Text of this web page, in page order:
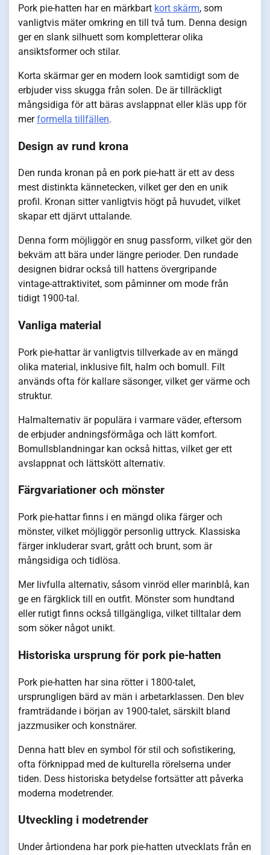
Pork pie-hatten har en märkbart kort skärm, som
vanligtvis mäter omkring en till två tum. Denna design
ger en slank silhuett som kompletterar olika
ansiktsformer och stilar.
Korta skärmar ger en modern look samtidigt som de
erbjuder viss skugga från solen. De är tillräckligt
mångsidiga för att bäras avslappnat eller kläs upp för
merformella tillfällen.
Design av rund krona
Den runda kronan på en pork pie-hatt är ett av dess
mest distinkta kännetecken, vilket ger den en unik
profil. Kronan sitter vanligtvis högt på huvudet, vilket
skapar ett djärvt uttalande.
Denna form möjliggör en snug passform, vilket gör den
bekväm att bära under längre perioder. Den rundade
designen bidrar också till hattens övergripande
vintage-attraktivitet, som påminner om mode från
tidigt 1900-tal.
Vanliga material
Pork pie-hattar är vanligtvis tillverkade av en mängd
olika material, inklusive filt, halm och bomull. Filt
används ofta för kallare säsonger, vilket ger värme och
struktur.
Halmalternativ är populära i varmare väder, eftersom
de erbjuder andningsförmåga och lätt komfort.
Bomullsblandningar kan också hittas, vilket ger ett
avslappnat och lättskött alternativ.
Färgvariationer och mönster
Pork pie-hattar finns i en mängd olika färger och
mönster, vilket möjliggör personlig uttryck. Klassiska
färger inkluderar svart, grått och brunt, som är
mångsidiga och tidlösa.
Mer livfulla alternativ, såsom vinröd eller marinblå, kan
ge en färgklick till en outfit. Mönster som hundtand
eller rutigt finns också tillgängliga, vilket tilltalar dem
som söker något unikt.
Historiska ursprung för pork pie-hatten
Pork pie-hatten har sina rötter i 1800-talet,
ursprungligen bärd av män i arbetarklassen. Den blev
framträdande i början av 1900-talet, särskilt bland
jazzmusiker och konstnärer.
Denna hatt blev en symbol för stil och sofistikering,
ofta förknippad med de kulturella rörelserna under
tiden. Dess historiska betydelse fortsätter att påverka
moderna modetrender.
Utveckling i modetrender
Under årtiondena har pork pie-hatten utvecklats från en